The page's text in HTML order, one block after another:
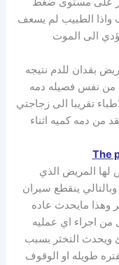
واذا الطبيب لم يسعف
الى الموت
بقدان للدم نتيجه
من نفس فصيله دمه
تقريبا الى زجاجتي
من دمه كميه اثناء
لها المريض الذي
ينقطع سيران
وهذا مايحدث عاده
من اجراء اي عمليه
ويحدث التخثر بسبب
طويله او الوقوف